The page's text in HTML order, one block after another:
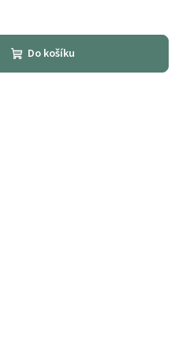
Do košíku